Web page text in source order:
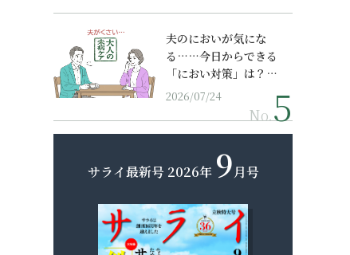
夫のにおいが気にな
る……今日からできる
「におい対策」は？…
2026/07/24
No.
サライ最新号 2026年 9月号